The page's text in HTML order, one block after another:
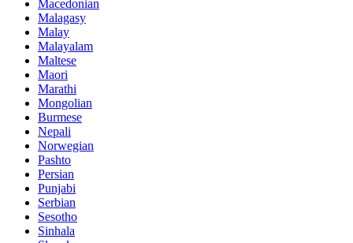
Macedonian
Malagasy
Malay
Malayalam
Maltese
Maori
Marathi
Mongolian
Burmese
Nepali
Norwegian
Pashto
Persian
Punjabi
Serbian
Sesotho
Sinhala